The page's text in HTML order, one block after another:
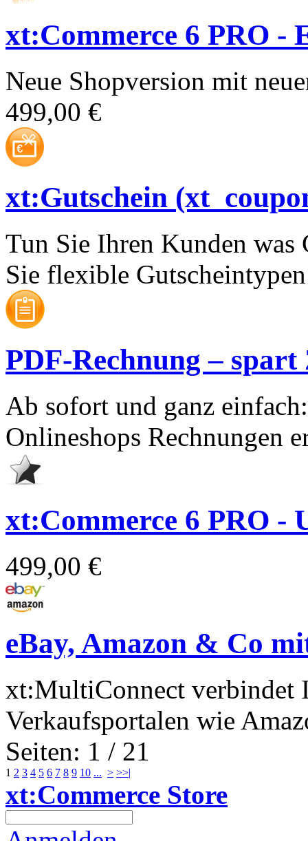
xt:Commerce 6 PRO -
Neue Shopversion mit
499,00 €
xt:Gutschein
Tun Sie Ihren Kunden
Sie flexible
PDF-Rechnung –
Ab sofort und ganz
Onlineshops Rechnungen
xt:Commerce 6 PRO -
499,00 €
eBay, Amazon & Co
xt:MultiConnect verbindet
Verkaufsportalen wie
Seiten: 1 / 21
1 2 3 4 5 6 7 8 9 10 ... > >>|
xt:Commerce Store